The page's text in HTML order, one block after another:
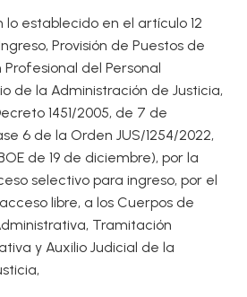
establecido en el artículo 12
Provisión de Puestos de
del Personal
de la Administración de Justicia,
1451/2005, de 7 de
6 de la Orden JUS/1254/2022,
de 19 de diciembre), por la
selectivo para ingreso, por el
libre, a los Cuerpos de
Tramitación
y Auxilio Judicial de la